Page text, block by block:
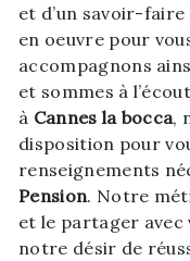
et d’un savoir-
en oeuvre pour
accompagnons
et sommes à
à Cannes la bocca,
disposition pour
renseignements
Pension. Notre
et le partager
notre désir de